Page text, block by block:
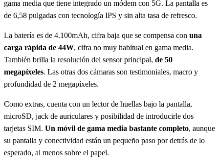
gama media que tiene integrado un módem con 5G. La pantalla es
de 6,58 pulgadas con tecnología IPS y sin alta tasa de refresco.
La batería es de 4.100mAh, cifra baja que se compensa con una
carga rápida de 44W, cifra no muy habitual en gama media.
También brilla la resolución del sensor principal, de 50
megapíxeles. Las otras dos cámaras son testimoniales, macro y
profundidad de 2 megapíxeles.
Como extras, cuenta con un lector de huellas bajo la pantalla,
microSD, jack de auriculares y posibilidad de introducirle dos
tarjetas SIM. Un móvil de gama media bastante completo, aunque
su pantalla y conectividad están un pequeño paso por detrás de lo
esperado, al menos sobre el papel.